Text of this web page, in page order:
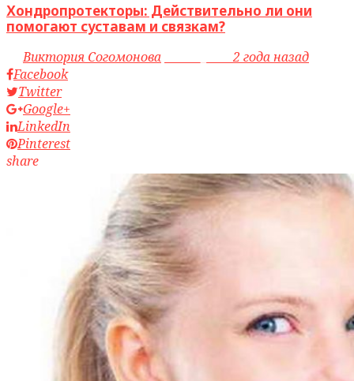
Хондропротекторы: Действительно ли они
помогают суставам и связкам?
byВиктория Согомонова access_time2 года назад
Facebook
Twitter
Google+
LinkedIn
Pinterest
share